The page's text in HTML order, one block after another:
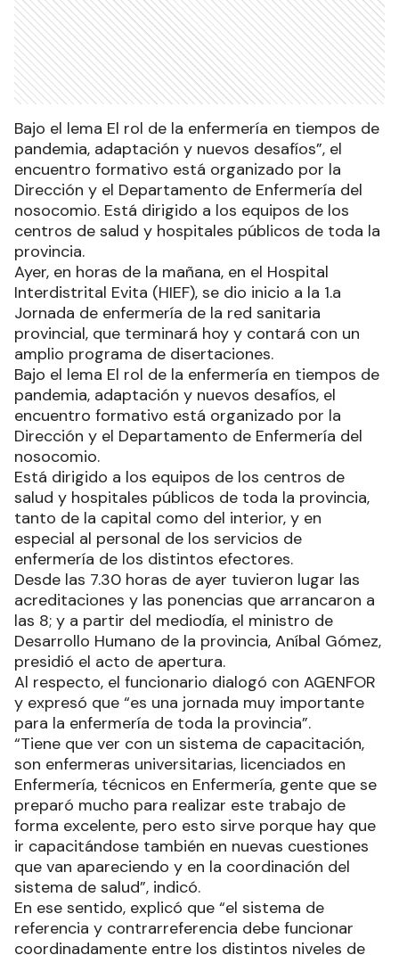
Bajo el lema El rol de la enfermería en tiempos de
pandemia, adaptación y nuevos desafíos”, el
encuentro formativo está organizado por la
Dirección y el Departamento de Enfermería del
nosocomio. Está dirigido a los equipos de los
centros de salud y hospitales públicos de toda la
provincia.
Ayer, en horas de la mañana, en el Hospital
Interdistrital Evita (HIEF), se dio inicio a la 1.a
Jornada de enfermería de la red sanitaria
provincial, que terminará hoy y contará con un
amplio programa de disertaciones.
Bajo el lema El rol de la enfermería en tiempos de
pandemia, adaptación y nuevos desafíos, el
encuentro formativo está organizado por la
Dirección y el Departamento de Enfermería del
nosocomio.
Está dirigido a los equipos de los centros de
salud y hospitales públicos de toda la provincia,
tanto de la capital como del interior, y en
especial al personal de los servicios de
enfermería de los distintos efectores.
Desde las 7.30 horas de ayer tuvieron lugar las
acreditaciones y las ponencias que arrancaron a
las 8; y a partir del mediodía, el ministro de
Desarrollo Humano de la provincia, Aníbal Gómez,
presidió el acto de apertura.
Al respecto, el funcionario dialogó con AGENFOR
y expresó que “es una jornada muy importante
para la enfermería de toda la provincia”.
“Tiene que ver con un sistema de capacitación,
son enfermeras universitarias, licenciados en
Enfermería, técnicos en Enfermería, gente que se
preparó mucho para realizar este trabajo de
forma excelente, pero esto sirve porque hay que
ir capacitándose también en nuevas cuestiones
que van apareciendo y en la coordinación del
sistema de salud”, indicó.
En ese sentido, explicó que “el sistema de
referencia y contrarreferencia debe funcionar
coordinadamente entre los distintos niveles de